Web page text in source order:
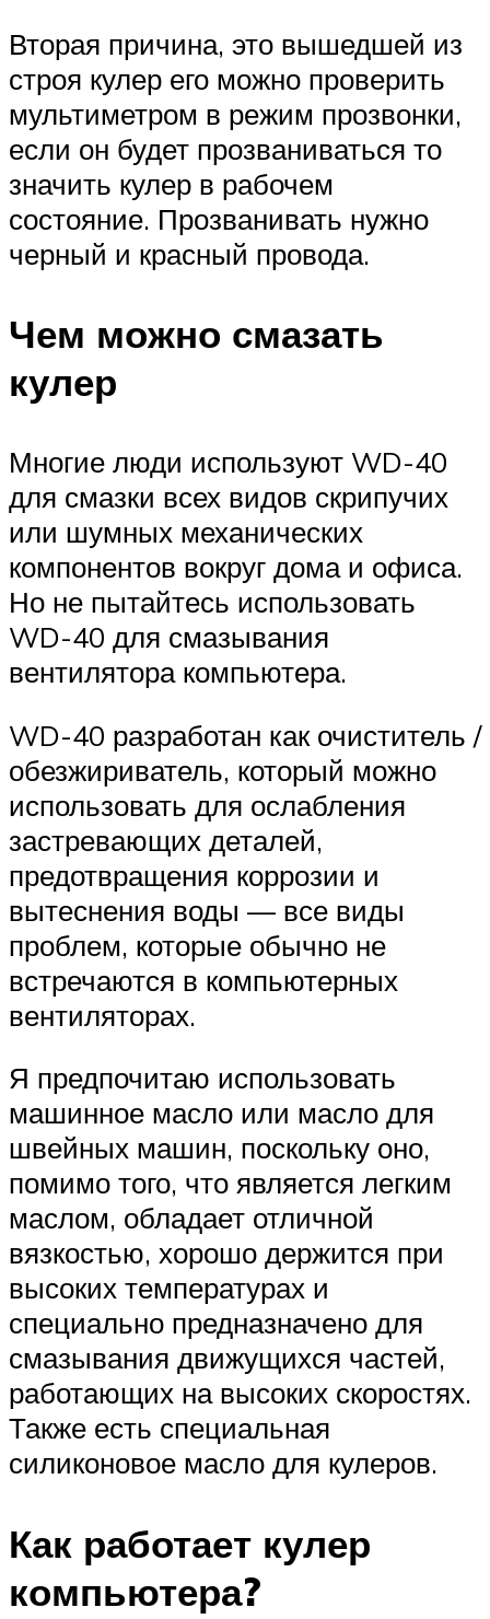
Вторая причина, это вышедшей из
строя кулер его можно проверить
мультиметром в режим прозвонки,
если он будет прозваниваться то
значить кулер в рабочем
состояние. Прозванивать нужно
черный и красный провода.
Чем можно смазать
кулер
Многие люди используют WD-40
для смазки всех видов скрипучих
или шумных механических
компонентов вокруг дома и офиса.
Но не пытайтесь использовать
WD-40 для смазывания
вентилятора компьютера.
WD-40 разработан как очиститель /
обезжириватель, который можно
использовать для ослабления
застревающих деталей,
предотвращения коррозии и
вытеснения воды — все виды
проблем, которые обычно не
встречаются в компьютерных
вентиляторах.
Я предпочитаю использовать
машинное масло или масло для
швейных машин, поскольку оно,
помимо того, что является легким
маслом, обладает отличной
вязкостью, хорошо держится при
высоких температурах и
специально предназначено для
смазывания движущихся частей,
работающих на высоких скоростях.
Также есть специальная
силиконовое масло для кулеров.
Как работает кулер
компьютера?